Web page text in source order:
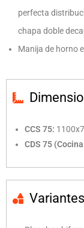
perfecta
chapa doble
Manija de horno
CCS 75:
CDS 75
Variantes